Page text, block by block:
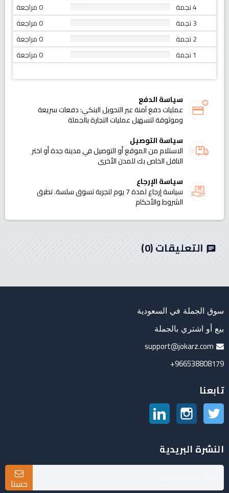
4 نجمة
0 مراجعة
3 نجمة
0 مراجعة
2 نجمة
0 مراجعة
1 نجمة
0 مراجعة
سياسة الدفع
عمليات دفع آمنة عبر التحويل البنكي: دفعات سريعة
وموثوقة لتسهيل عمليات التجارة بالجملة
سياسة التوصيل
الاستلام من الموقع أو التوصيل في مدينة جدة أو اختر
الناقل الخاص بك للمدن الأخرى
سياسة الإرجاع
سياسة إرجاع لمدة 7 يوم لتجربة تسوق سلسة. تطبق
الشروط والأحكام
chat التعليقات(0)
سوق الجملة في السعودية
بيع أو اشتري بالجملة
support@jokarz.com
966538808179+
تابعنا
تويتر انستغرام
النشرة البريدية
حسنا